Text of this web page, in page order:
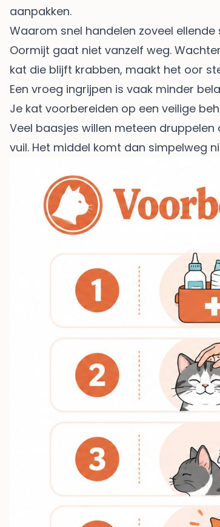
aanpakken.
Waarom snel handelen zoveel ellende
Oormijt gaat niet vanzelf weg.
kat die blijft krabben, maakt het oor
Een vroeg ingrijpen is vaak minder
Je kat voorbereiden op een veilige
Veel baasjes willen meteen
vuil. Het middel komt dan simpelweg